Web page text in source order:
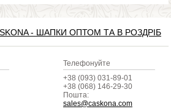
- ШАПКИ ОПТОМ ТА В РОЗДРІБ
Телефонуйте
+38 (093) 031-89-01
+38 (068) 146-29-30
Пошта:
sales@caskona.com